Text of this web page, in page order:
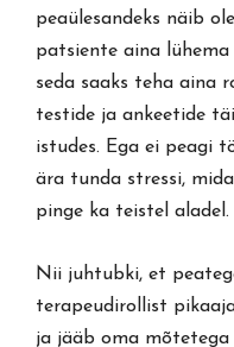
peaülesandeks näib
patsiente aina
seda saaks teha aina
testide ja ankeetide
istudes. Ega ei peagi
ära tunda stressi,
pinge ka teistel aladel.
Nii juhtubki, et
terapeudirollist
ja jääb oma mõtetega